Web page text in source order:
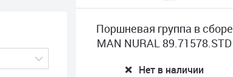
Поршневая группа в сборе
MAN NURAL 89.71578.STD
Нет в наличии